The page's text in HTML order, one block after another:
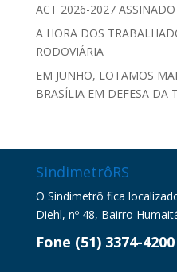
ACT 2026-2027 ASSINADO
A HORA DOS
RODOVIÁRIA
EM JUNHO, LOTAMOS
BRASÍLIA EM DEFESA DA
SindimetrôRS
O Sindimetrô fica
Diehl, nº 48, Bairro
Fone (51) 3374-4200